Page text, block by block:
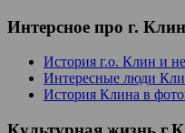
Интерсное про г.
История г.о. Клин и
Интересные люди
История Клина в